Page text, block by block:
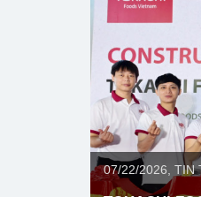
07/22/2026, TIN